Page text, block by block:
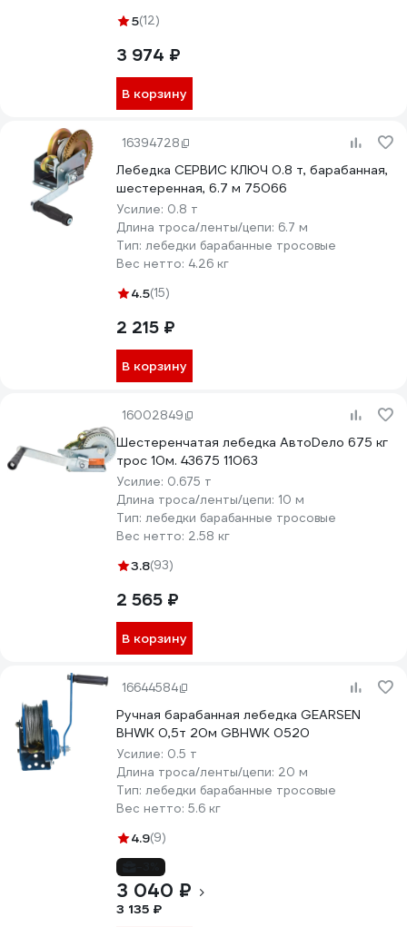
5(12)
3 974 ₽
В корзину
16394728
Лебедка СЕРВИС КЛЮЧ 0.8 т, барабанная,
шестеренная, 6.7 м 75066
Усилие: 0.8 т
Длина троса/ленты/цепи: 6.7 м
Тип: лебедки барабанные тросовые
Вес нетто: 4.26 кг
4.5(15)
2 215 ₽
В корзину
16002849
Шестеренчатая лебедка АвтоDело 675 кг
трос 10м. 43675 11063
Усилие: 0.675 т
Длина троса/ленты/цепи: 10 м
Тип: лебедки барабанные тросовые
Вес нетто: 2.58 кг
3.8(93)
2 565 ₽
В корзину
16644584
Ручная барабанная лебедка GEARSEN
BHWK 0,5т 20м GBHWK 0520
Усилие: 0.5 т
Длина троса/ленты/цепи: 20 м
Тип: лебедки барабанные тросовые
Вес нетто: 5.6 кг
4.9(9)
3 040 ₽
3 135 ₽